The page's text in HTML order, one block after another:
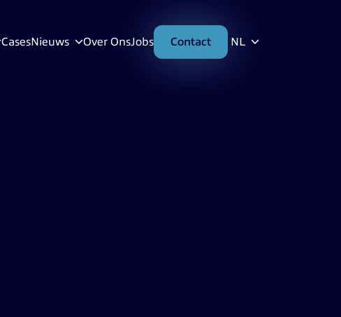
CasesNieuws Over OnsJobs Contact NL